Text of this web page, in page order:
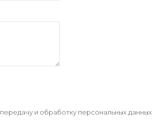
передачу и обработку персональных данных